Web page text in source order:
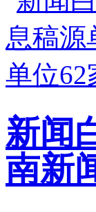
新闻
南新